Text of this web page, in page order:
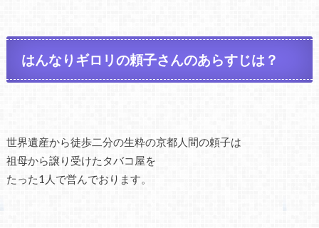
はんなりギロリの頼子さんのあらすじは？
世界遺産から徒歩二分の生粋の京都人間の頼子は
祖母から譲り受けたタバコ屋を
たった1人で営んでおります。